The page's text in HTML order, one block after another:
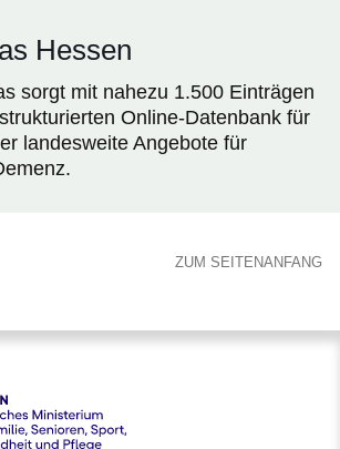
Hessen
sorgt mit nahezu 1.500 Einträgen
Online-Datenbank für
landesweite Angebote für
ZUM SEITENANFANG